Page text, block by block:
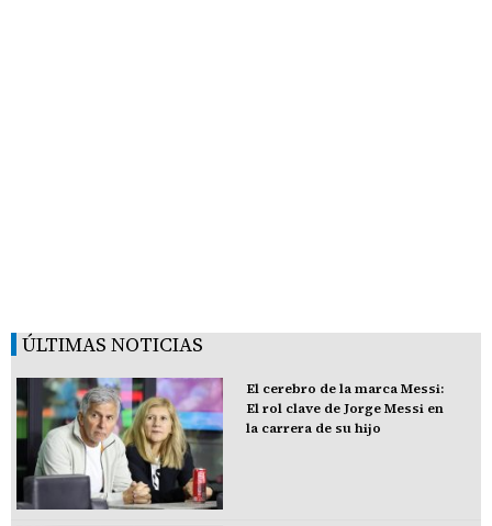
ÚLTIMAS NOTICIAS
El cerebro de la marca Messi:
El rol clave de Jorge Messi en
la carrera de su hijo